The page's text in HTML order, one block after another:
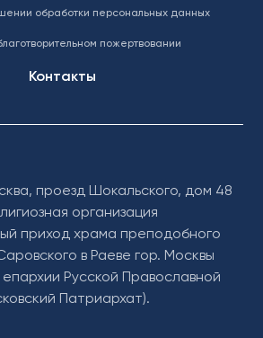
обработки персональных данных
пожертвовании
Контакты
проезд Шокальского, дом 48
организация
приход храма преподобного
в Раеве гор. Москвы
Русской Православной
Патриархат).